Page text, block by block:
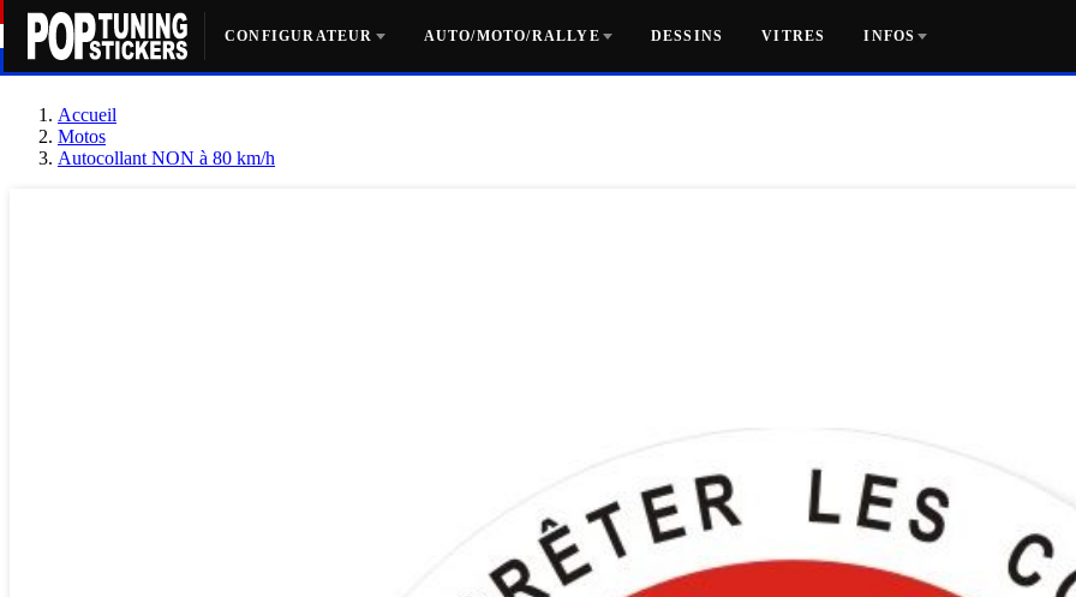
CONFIGURATEUR AUTO/MOTO/RALLYE DESSINS VITRES INFOS
Accueil
Motos
Autocollant NON à 80 km/h